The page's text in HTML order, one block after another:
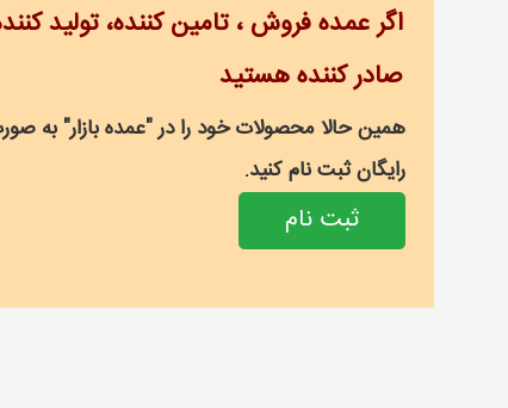
اگر عمده فروش ، تامین کننده، تولید
صادر کننده هستید
همین حالا محصولات خود را در "عمده بازار" به
رایگان ثبت نام کنید.
ثبت نام